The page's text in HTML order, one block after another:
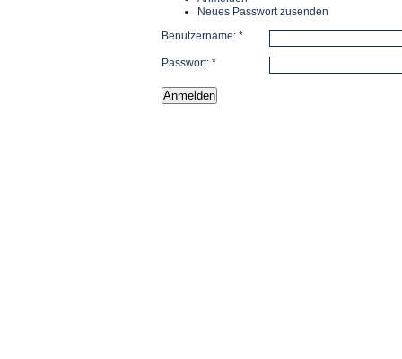
Neues Passwort zusenden
Benutzername: *
Passwort: *